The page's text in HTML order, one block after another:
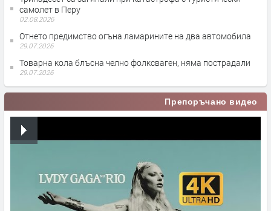
самолет в Перу
02.08.2026
Отнето предимство огъна ламарините на два автомобила
29.07.2026
Товарна кола блъсна челно фолксваген, няма пострадали
29.07.2026
Препоръчано видео